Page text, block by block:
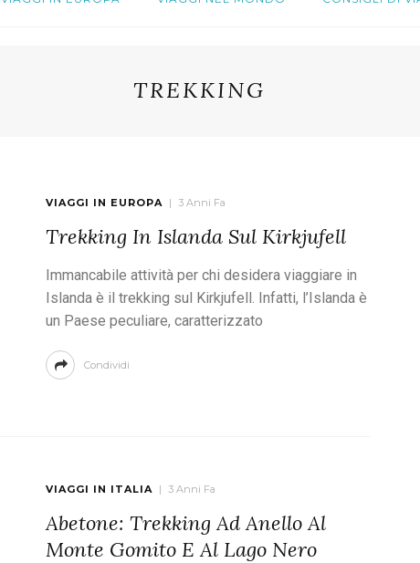
TREKKING
VIAGGI IN EUROPA 3 Anni Fa
Trekking In Islanda Sul Kirkjufell
Immancabile attività per chi desidera viaggiare in
Islanda è il trekking sul Kirkjufell. Infatti, l’Islanda è
un Paese peculiare, caratterizzato
Condividi
VIAGGI IN ITALIA 3 Anni Fa
Abetone: Trekking Ad Anello Al
Monte Gomito E Al Lago Nero